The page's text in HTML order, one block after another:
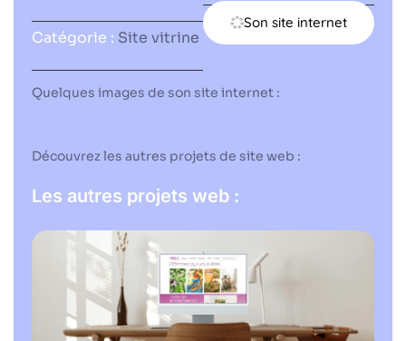
Catégorie : Site vitrine
Son site internet
Quelques images de son site internet :
Découvrez les autres projets de site web :
Les autres projets web :